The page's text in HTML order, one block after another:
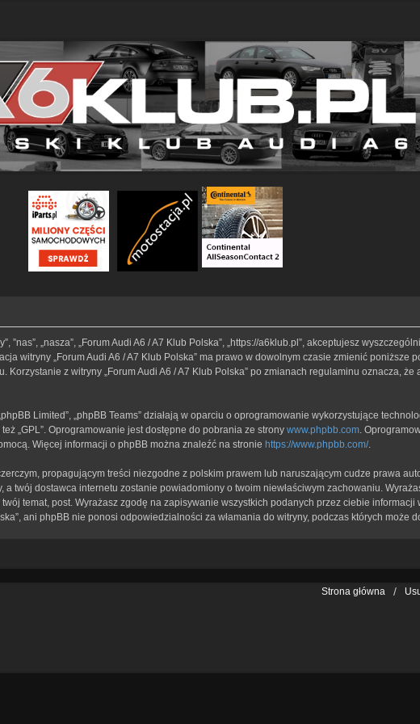
”nas”, „nasza”, „Forum Audi A6 / A7 Klub Polska”, „https://a6klub.pl”, akceptujesz
witryny „Forum Audi A6 / A7 Klub Polska” ma prawo w dowolnym czasie zmienić
z witryny „Forum Audi A6 / A7 Klub Polska” po zmianach regulaminu oznacza, że
„phpBB Limited”, „phpBB Teams” działają w oparciu o oprogramowanie wykorzystujące
też „GPL”. Oprogramowanie jest dostępne do pobrania ze strony www.phpbb.com.
Więcej informacji o phpBB można znaleźć na stronie https://www.phpbb.com/.
propagującym treści niezgodne z polskim prawem lub naruszającym cudze prawa
twój dostawca internetu zostanie powiadomiony o twoim niewłaściwym zachowaniu.
temat, post. Wyrażasz zgodę na zapisywanie wszystkich podanych przez ciebie
ani phpBB nie ponosi odpowiedzialności za włamania do witryny, podczas których może
Strona główna